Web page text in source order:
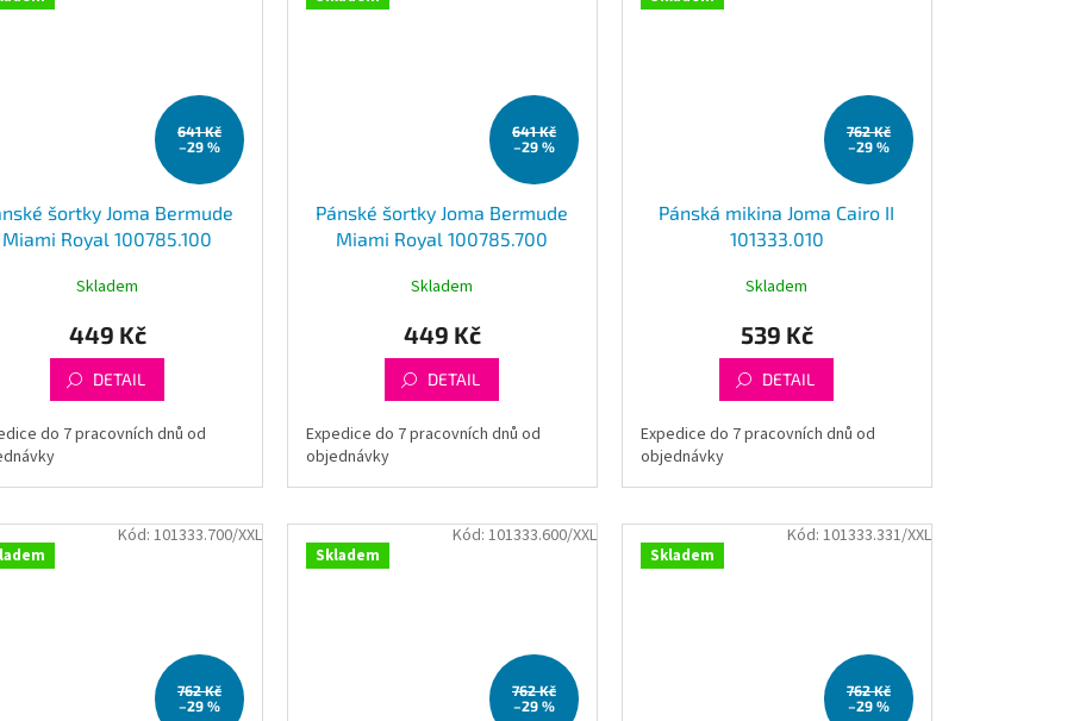
641 Kč
–29 %
šortky Joma Bermude
Miami Royal 100785.100
Skladem
449 Kč
DETAIL
do 7 pracovních dnů od
641 Kč
–29 %
Pánské šortky Joma Bermude
Miami Royal 100785.700
Skladem
449 Kč
DETAIL
Expedice do 7 pracovních dnů od
objednávky
762 Kč
–29 %
Pánská mikina Joma Cairo II
101333.010
Skladem
539 Kč
DETAIL
Expedice do 7 pracovních dnů od
objednávky
762 Kč
–29 %
Kód: 101333.700/XXL
Skladem
762 Kč
–29 %
Kód: 101333.600/XXL
Skladem
762 Kč
–29 %
Kód: 101333.331/XXL